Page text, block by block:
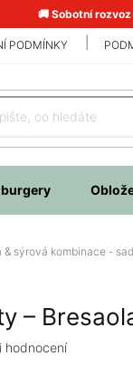
🚚 Sobotní
PODMÍNKY
sýrová kombinace -
–
hodnocení